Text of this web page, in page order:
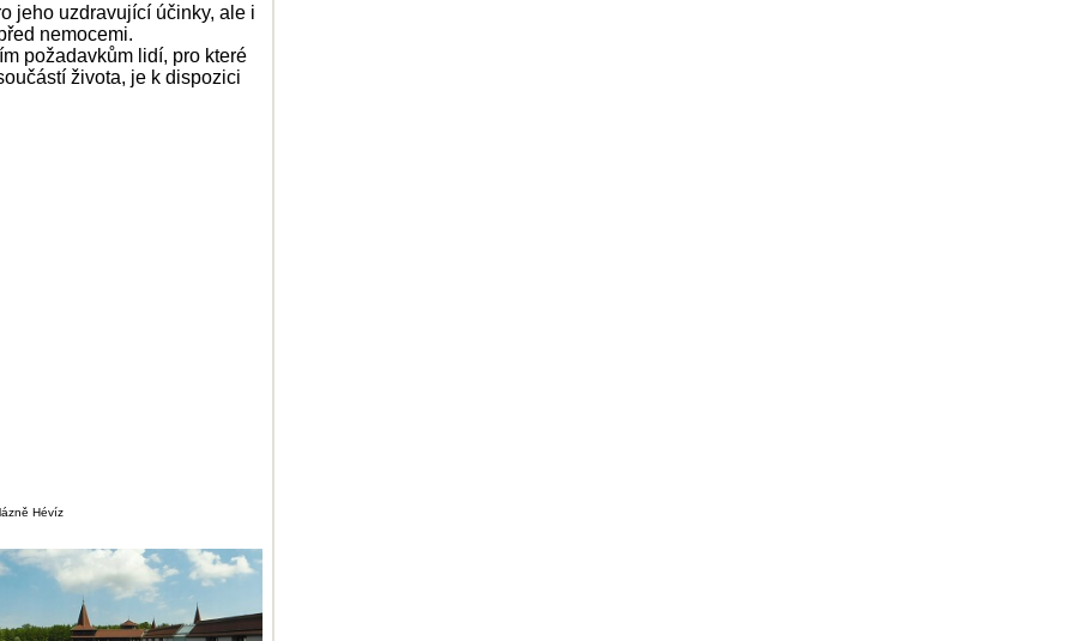
jeho uzdravující účinky, ale i
nemocemi.
požadavkům lidí, pro které
života, je k dispozici
lázně Hévíz